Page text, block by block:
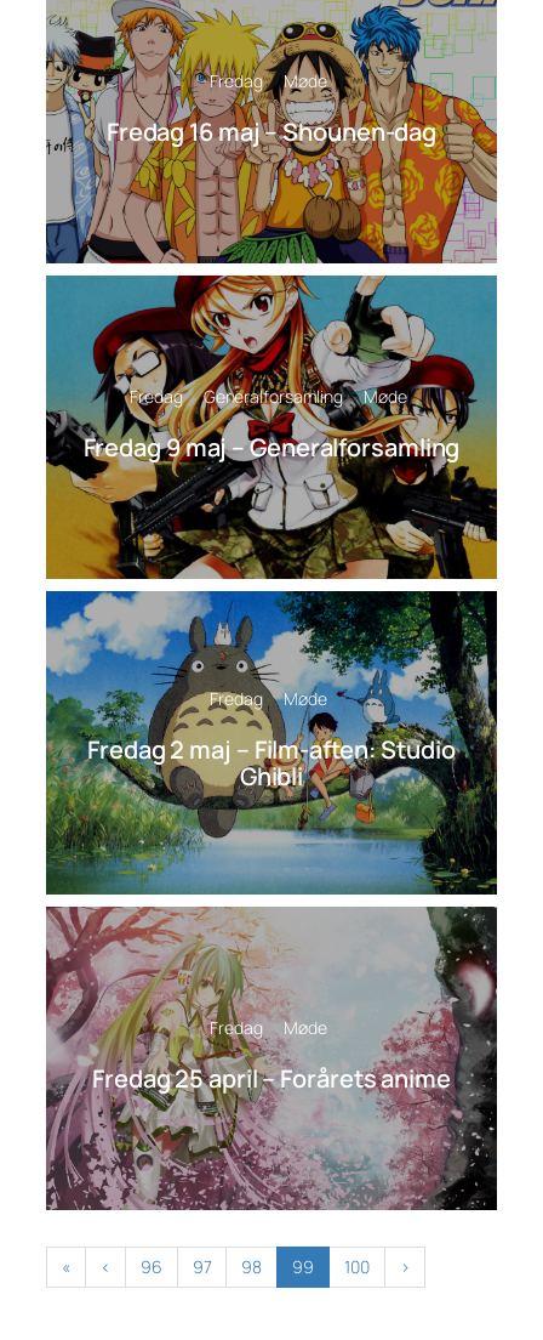
Fredag Møde
Fredag 16 maj – Shounen-dag
Fredag Generalforsamling Møde
Fredag 9 maj – Generalforsamling
Fredag Møde
Fredag 2 maj – Film-aften: Studio
Ghibli
Fredag Møde
Fredag 25 april – Forårets anime
« ‹ 96 97 98 99 100 ›